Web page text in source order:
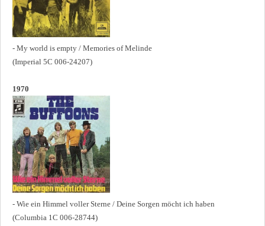
- My world is empty / Memories of Melinde
(Imperial 5C 006-24207)
1970
- Wie ein Himmel voller Sterne / Deine Sorgen möcht ich haben
(Columbia 1C 006-28744)